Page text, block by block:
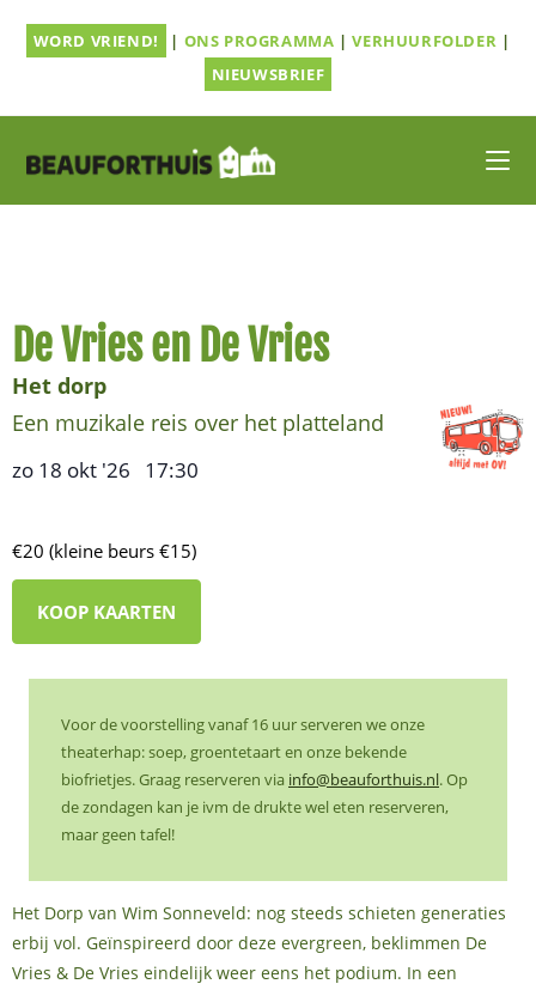
naarWORD VRIEND! | ONS PROGRAMMA |VERHUURFOLDER |
NIEUWSBRIEF
De Vries en De Vries
Het dorp
Een muzikale reis over het platteland
zo 18 okt '26 17:30
€20 (kleine beurs €15)
KOOP KAARTEN
Voor de voorstelling vanaf 16 uur serveren we onze
theaterhap: soep, groentetaart en onze bekende
biofrietjes. Graag reserveren via info@beauforthuis.nl. Op
de zondagen kan je ivm de drukte wel eten reserveren,
maar geen tafel!
Het Dorp van Wim Sonneveld: nog steeds schieten generaties
erbij vol. Geïnspireerd door deze evergreen, beklimmen De
Vries & De Vries eindelijk weer eens het podium. In een